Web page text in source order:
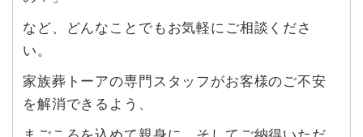
など、どんなことでもお気軽にご相談くださ
い。
家族葬トーアの専門スタッフがお客様のご不安
を解消できるよう、